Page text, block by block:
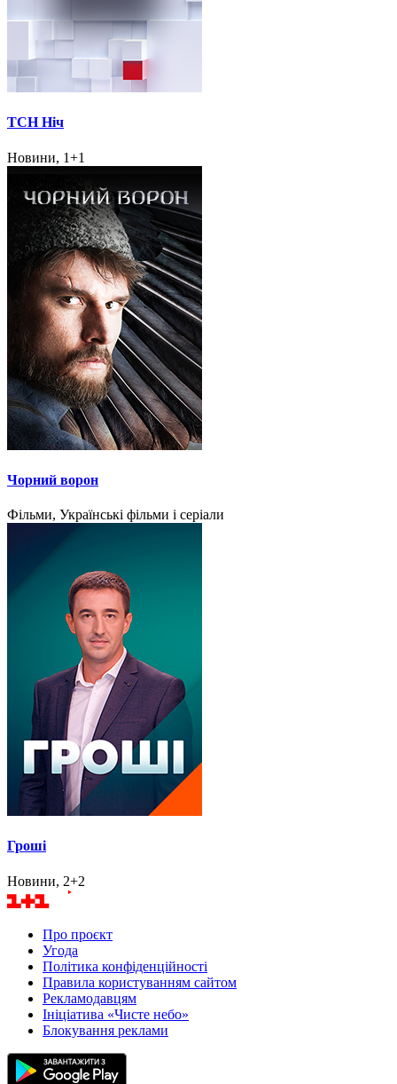
ТСН Ніч
Новини, 1+1
Чорний ворон
Фільми, Українські фільми і серіали
Гроші
Новини, 2+2
Про проєкт
Угода
Політика конфіденційності
Правила користуванням сайтом
Рекламодавцям
Ініціатива «Чисте небо»
Блокування реклами